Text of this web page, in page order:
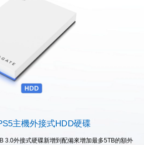
主機外接式HDD硬碟
3.0外接式硬碟新增到配備來增加最多5TB的額外